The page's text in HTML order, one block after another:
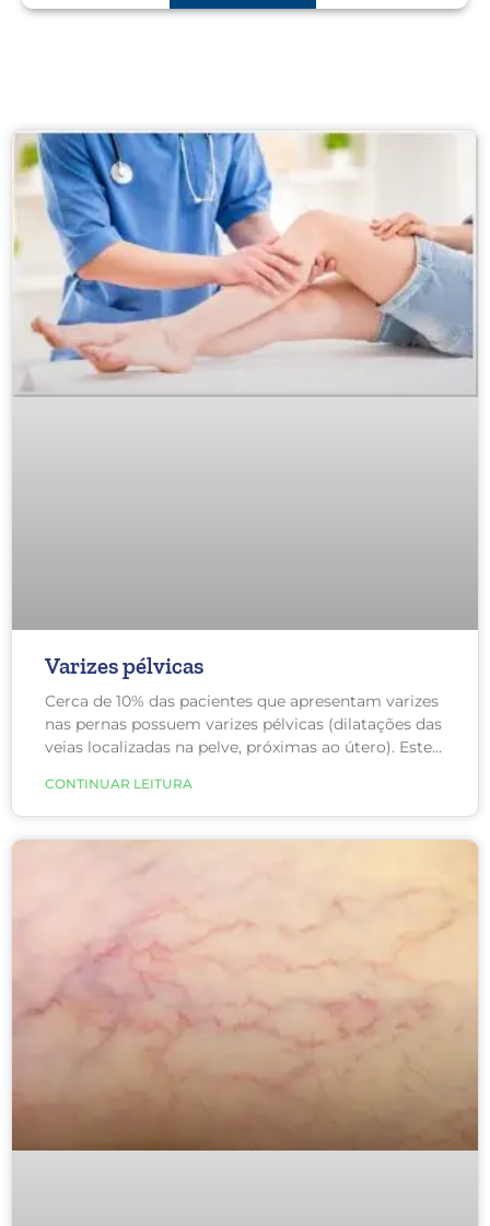
Varizes pélvicas
Cerca de 10% das pacientes que apresentam varizes
nas pernas possuem varizes pélvicas (dilatações das
veias localizadas na pelve, próximas ao útero). Este
três ou mais gestações!
CONTINUAR LEITURA